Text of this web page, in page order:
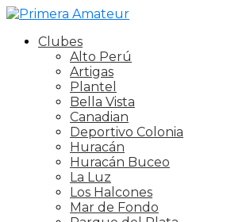
Clubes
Alto Perú
Artigas
Plantel
Bella Vista
Canadian
Deportivo Colonia
Huracán
Huracán Buceo
La Luz
Los Halcones
Mar de Fondo